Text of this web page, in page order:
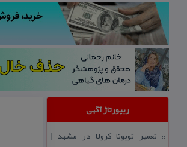
ریپورتاژ آگهی
:: تعمیر تویوتا كرولا در مشهد |